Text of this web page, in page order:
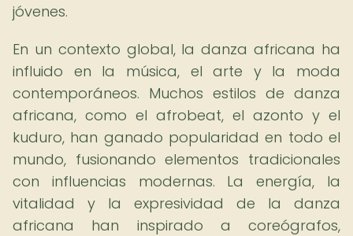
jóvenes.
En un contexto global, la danza africana ha
influido en la música, el arte y la moda
contemporáneos. Muchos estilos de danza
africana, como el afrobeat, el azonto y el
kuduro, han ganado popularidad en todo el
mundo, fusionando elementos tradicionales
con influencias modernas. La energía, la
vitalidad y la expresividad de la danza
africana han inspirado a coreógrafos,